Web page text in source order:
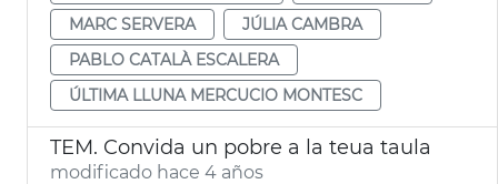
MARC SERVERA
JÚLIA CAMBRA
PABLO CATALÀ ESCALERA
ÚLTIMA LLUNA MERCUCIO MONTESC
TEM. Convida un pobre a la teua taula
modificado hace 4 años